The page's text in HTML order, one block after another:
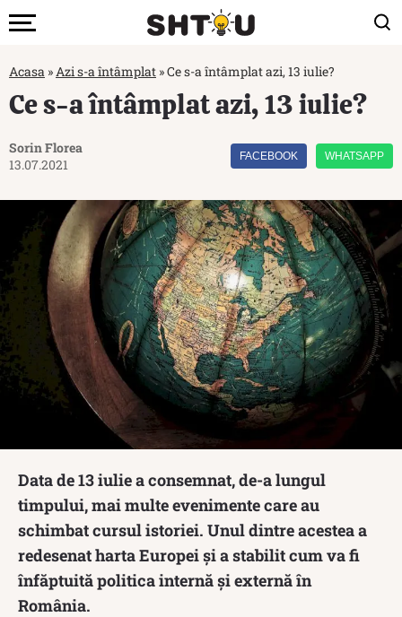
Acasa »Azi s-a întâmplat »Ce s-a întâmplat azi, 13 iulie?
Ce s-a întâmplat azi, 13 iulie?
Sorin Florea
13.07.2021
FACEBOOK WHATSAPP
Data de 13 iulie a consemnat, de-a lungul
timpului, mai multe evenimente care au
schimbat cursul istoriei. Unul dintre acestea a
redesenat harta Europei și a stabilit cum va fi
înfăptuită politica internă și externă în
România.